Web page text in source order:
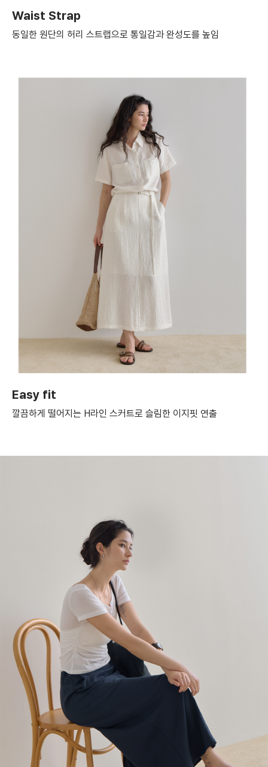
Waist Strap
동일한 원단의 허리 스트랩으로 통일감과 완성도를 높임
Easy fit
깔끔하게 떨어지는 H라인 스커트로 슬림한 이지핏 연출